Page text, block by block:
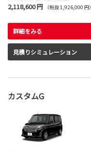
2,118,600 円 （税抜 1,926,000 円）
詳細をみる
見積りシミュレーション
カスタムG